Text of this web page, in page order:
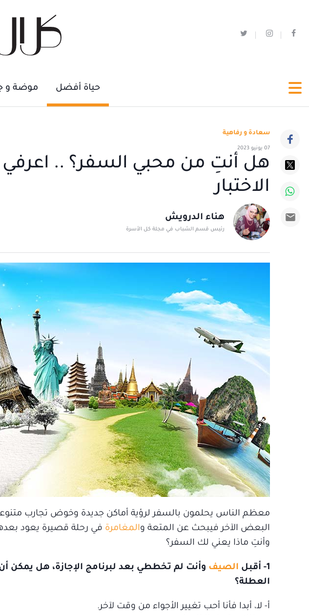
حياة أفضل موضة و
سعادة و رفاهية
07 يونيو 2023
هل أنتِ من محبي السفر؟ .. اعرفي
الاختبار
هناء الدرويش
رئيس قسم الشباب في مجلة كل الأسرة
معظم الناس يحلمون بالسفر لرؤية أماكن جديدة وخوض تجارب
البعض الآخر فيبحث عن المتعة والمغامرة في رحلة قصيرة يعود
وأنتِ ماذا يعني لك السفر؟
1- أقبل الصيف وأنت لم تخططي بعد لبرنامج الإجازة، هل
العطلة؟
أ‌- لا، أبدا فأنا أحب تغيير الأجواء من وقت لآخر.